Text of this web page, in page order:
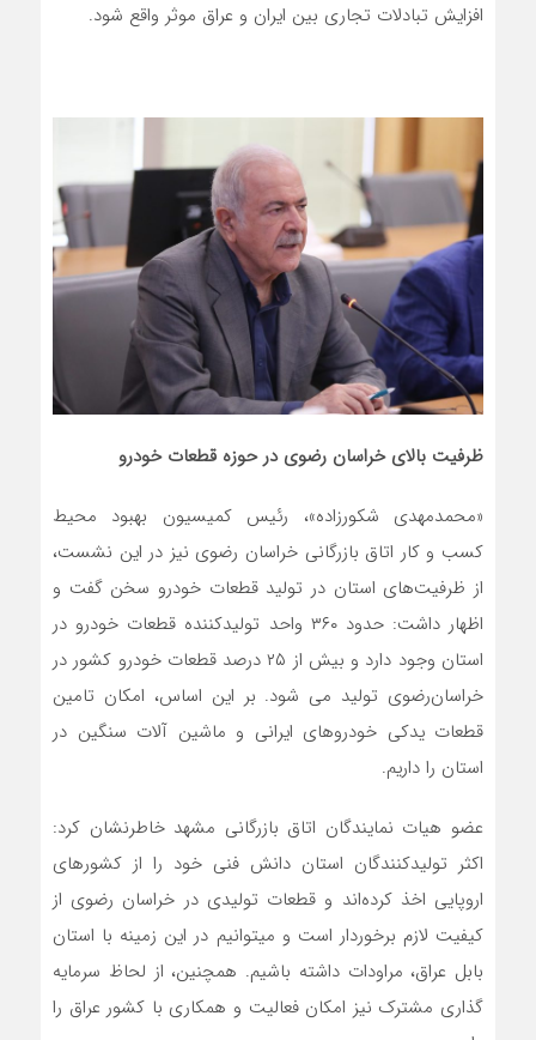
افزایش تبادلات تجاری بین ایران و عراق موثر واقع شود.
ظرفیت بالای خراسان رضوی در حوزه قطعات خودرو
«محمدمهدی شکورزاده»، رئیس کمیسیون بهبود محیط
کسب و کار اتاق بازرگانی خراسان رضوی نیز در این نشست،
از ظرفیت‌های استان در تولید قطعات خودرو سخن گفت و
اظهار داشت: حدود ۳۶۰ واحد تولیدکننده قطعات خودرو در
استان وجود دارد و بیش از ۲۵ درصد قطعات خودرو کشور در
خراسان‌رضوی تولید می شود. بر این اساس، امکان تامین
قطعات یدکی خودروهای ایرانی و ماشین آلات سنگین در
استان را داریم.
عضو هیات نمایندگان اتاق بازرگانی مشهد خاطرنشان کرد:
اکثر تولیدکنندگان استان دانش فنی خود را از کشورهای
اروپایی اخذ کرده‌اند و قطعات تولیدی در خراسان رضوی از
کیفیت لازم برخوردار است و میتوانیم در این زمینه با استان
بابل عراق، مراودات داشته باشیم. همچنین، از لحاظ سرمایه
گذاری مشترک نیز امکان فعالیت و همکاری با کشور عراق را